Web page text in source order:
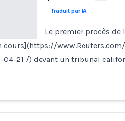
Traduit par IA
Le premier procès
cours](https://
21 /) devant un tribunal